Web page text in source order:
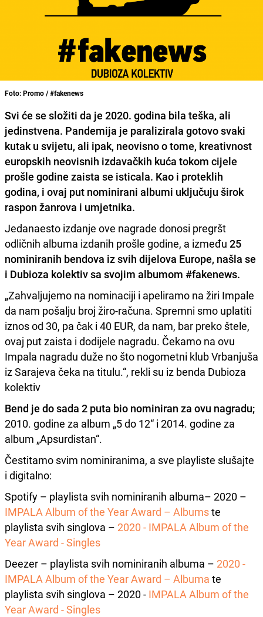
Foto: Promo / #fakenews
Svi će se složiti da je 2020. godina bila teška, ali
jedinstvena. Pandemija je paralizirala gotovo svaki
kutak u svijetu, ali ipak, neovisno o tome, kreativnost
europskih neovisnih izdavačkih kuća tokom cijele
prošle godine zaista se isticala. Kao i proteklih
godina, i ovaj put nominirani albumi uključuju širok
raspon žanrova i umjetnika.
Jedanaesto izdanje ove nagrade donosi pregršt
odličnih albuma izdanih prošle godine, a između 25
nominiranih bendova iz svih dijelova Europe, našla se
i Dubioza kolektiv sa svojim albumom #fakenews.
„Zahvaljujemo na nominaciji i apeliramo na žiri Impale
da nam pošalju broj žiro-računa. Spremni smo uplatiti
iznos od 30, pa čak i 40 EUR, da nam, bar preko štele,
ovaj put zaista i dodijele nagradu. Čekamo na ovu
Impala nagradu duže no što nogometni klub Vrbanjuša
iz Sarajeva čeka na titulu.“, rekli su iz benda Dubioza
kolektiv
Bend je do sada 2 puta bio nominiran za ovu nagradu;
2010. godine za album „5 do 12“ i 2014. godine za
album „Apsurdistan“.
Čestitamo svim nominiranima, a sve playliste slušajte
i digitalno:
Spotify – playlista svih nominiranih albuma– 2020 –
IMPALA Album of the Year Award – Albumste
playlista svih singlova – 2020 - IMPALA Album of the
Year Award - Singles
Deezer – playlista svih nominiranih albuma – 2020 -
IMPALA Album of the Year Award – Albuma te
playlista svih singlova – 2020 - IMPALA Album of the
Year Award - Singles